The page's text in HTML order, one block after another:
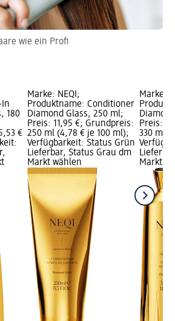
wie ein Profi
In
180
€
Marke: NEQI;
Produktname: Conditioner
Diamond Glass, 250 ml;
Preis: 11,95 €; Grundpreis:
250 ml (4,78 € je 100 ml);
Verfügbarkeit: Status Grün
Lieferbar, Status Grau dm
Markt wählen
Marke:
Preis:
330 ml
Markt